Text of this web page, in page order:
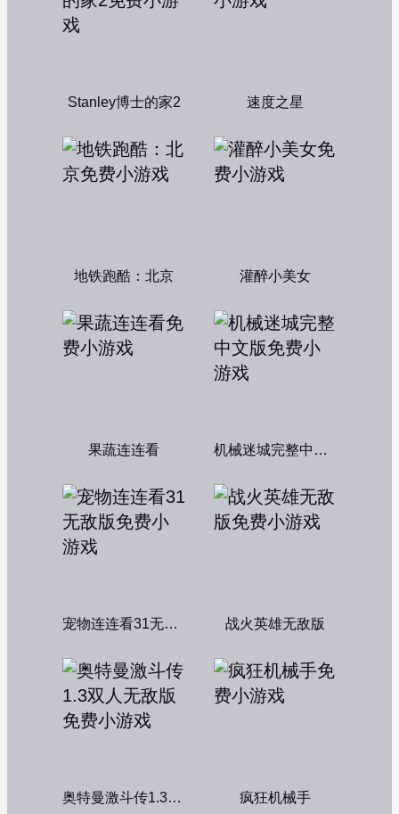
Stanley博士的家2 速度之星
地铁跑酷：北京 灌醉小美女
果蔬连连看 机械迷城完整中文版
宠物连连看31无敌版 战火英雄无敌版
奥特曼激斗传1.3双人无敌版 疯狂机械手